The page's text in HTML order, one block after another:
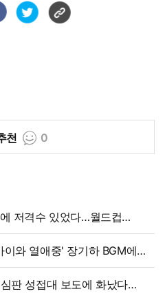
천 0
저격수 있었다…월드컵
와 열애중' 장기하 BGM에
판 성접대 보도에 화났다